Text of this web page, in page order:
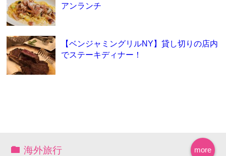
アンランチ
【ベンジャミングリルNY】貸し切りの店内
でステーキディナー！
more
海外旅行